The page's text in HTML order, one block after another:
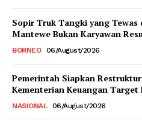
Sopir Truk Tangki yang Tewas
Mantewe Bukan Karyawan
BORNEO 06/August/2026
Pemerintah Siapkan
Kementerian Keuangan Target
NASIONAL 06/August/2026